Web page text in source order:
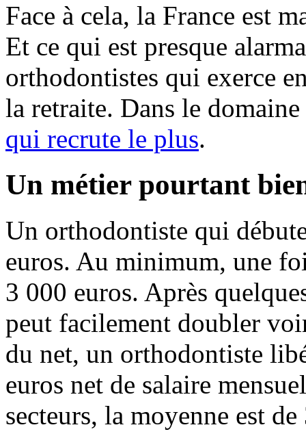
Face à cela, la France est
Et ce qui est presque
orthodontistes qui exerce
la retraite. Dans le
qui recrute le plus.
Un métier pourtant
Un orthodontiste qui
euros. Au minimum, une
3 000 euros. Après
peut facilement doubler
du net, un orthodontiste
euros net de salaire
secteurs, la moyenne est